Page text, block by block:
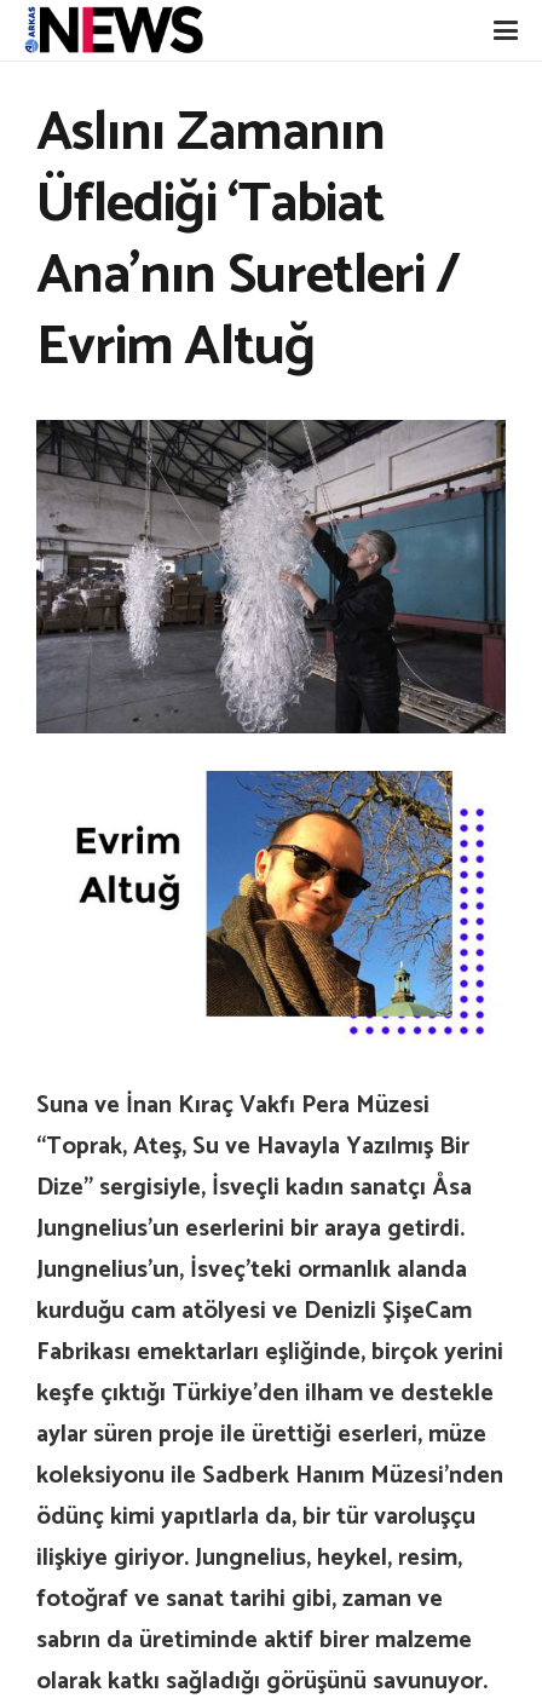
Aslını Zamanın
Üflediği ‘Tabiat
Ana’nın Suretleri /
Evrim Altuğ
Suna ve İnan Kıraç Vakfı Pera Müzesi
“Toprak, Ateş, Su ve Havayla Yazılmış Bir
Dize” sergisiyle, İsveçli kadın sanatçı Åsa
Jungnelius’un eserlerini bir araya getirdi.
Jungnelius’un, İsveç’teki ormanlık alanda
kurduğu cam atölyesi ve Denizli ŞişeCam
Fabrikası emektarları eşliğinde, birçok yerini
keşfe çıktığı Türkiye’den ilham ve destekle
aylar süren proje ile ürettiği eserleri, müze
koleksiyonu ile Sadberk Hanım Müzesi’nden
ödünç kimi yapıtlarla da, bir tür varoluşçu
ilişkiye giriyor. Jungnelius, heykel, resim,
fotoğraf ve sanat tarihi gibi, zaman ve
sabrın da üretiminde aktif birer malzeme
olarak katkı sağladığı görüşünü savunuyor.